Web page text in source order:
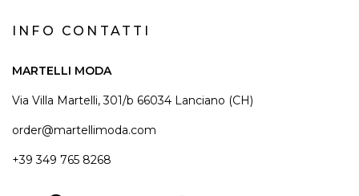
INFO CONTATTI
MARTELLI MODA
Via Villa Martelli, 301/b 66034 Lanciano (CH)
order@martellimoda.com
+39 349 765 8268